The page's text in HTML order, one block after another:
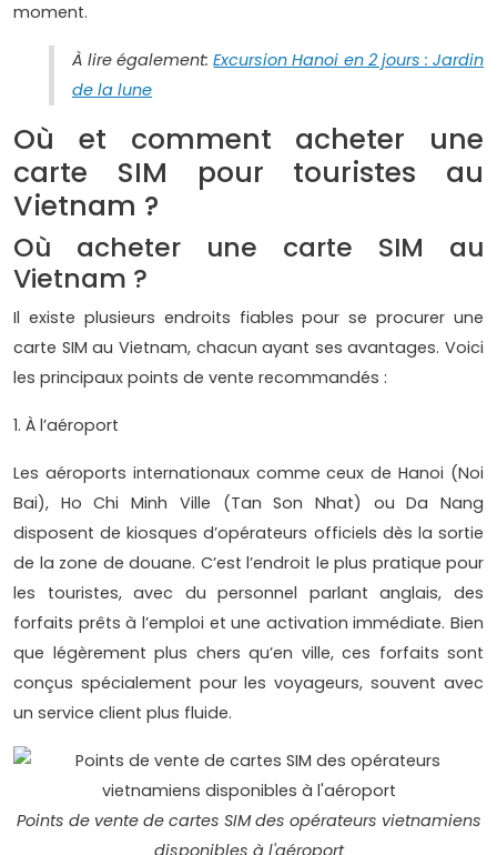
moment.
À lire également:Excursion Hanoi en 2 jours : Jardin
de la lune
Où et comment acheter une
carte SIM pour touristes au
Vietnam ?
Où acheter une carte SIM au
Vietnam ?
Il existe plusieurs endroits fiables pour se procurer une
carte SIM au Vietnam, chacun ayant ses avantages. Voici
les principaux points de vente recommandés :
1. À l’aéroport
Les aéroports internationaux comme ceux de Hanoi (Noi
Bai), Ho Chi Minh Ville (Tan Son Nhat) ou Da Nang
disposent de kiosques d’opérateurs officiels dès la sortie
de la zone de douane. C’est l’endroit le plus pratique pour
les touristes, avec du personnel parlant anglais, des
forfaits prêts à l’emploi et une activation immédiate. Bien
que légèrement plus chers qu’en ville, ces forfaits sont
conçus spécialement pour les voyageurs, souvent avec
un service client plus fluide.
Points de vente de cartes SIM des opérateurs vietnamiens